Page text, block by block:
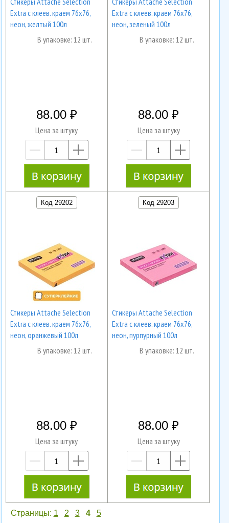
Extra с клеев. краем 76х76,
неон, желтый 100л
В упаковке: 12 шт.
88.00
Цена за штуку
—
Extra с клеев. краем 76х76,
неон, зеленый 100л
В упаковке: 12 шт.
88.00
Цена за штуку
—
Код 29202
Стикеры Attache Selection
Extra с клеев. краем 76х76,
неон, оранжевый 100л
В упаковке: 12 шт.
88.00
Цена за штуку
—
Код 29203
Стикеры Attache Selection
Extra с клеев. краем 76х76,
неон, пурпурный 100л
В упаковке: 12 шт.
88.00
Цена за штуку
—
Страницы: 1 2 3 4 5